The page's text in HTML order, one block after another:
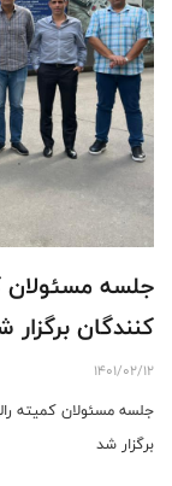
جلسه مسئولان
کنندگان برگزار
1401/02/12
جلسه مسئولان کمیته
برگزار شد